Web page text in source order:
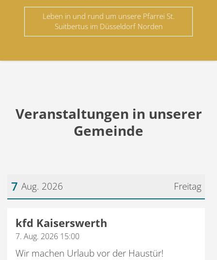
Leben in und rund um unsere Pfarrei St.
Suitbertus im Düsseldorf Norden
Veranstaltungen in unserer
Gemeinde
Freitag
7 Aug. 2026
kfd Kaiserswerth
7. Aug. 2026 15:00
Wir machen Urlaub vor der Haustür!